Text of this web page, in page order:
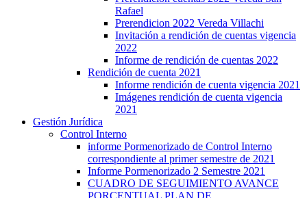
Rafael
Prerendicion 2022 Vereda Villachi
Invitación a rendición de cuentas vigencia
2022
Informe de rendición de cuentas 2022
Rendición de cuenta 2021
Informe rendición de cuenta vigencia 2021
Imágenes rendición de cuenta vigencia
2021
Gestión Jurídica
Control Interno
informe Pormenorizado de Control Interno
correspondiente al primer semestre de 2021
Informe Pormenorizado 2 Semestre 2021
CUADRO DE SEGUIMIENTO AVANCE
PORCENTUAL PLAN DE